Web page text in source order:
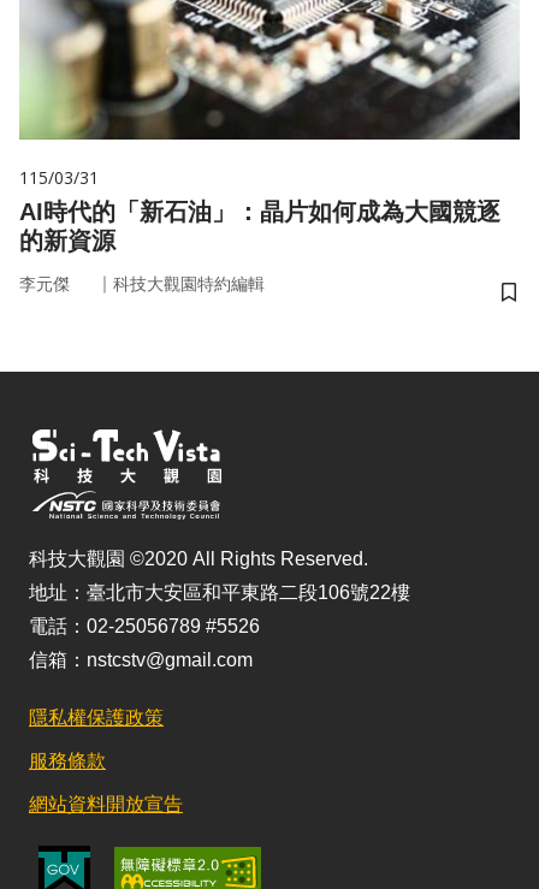
115/03/31
AI時代的「新石油」：晶片如何成為大國競逐
的新資源
李元傑 ｜ 科技大觀園特約編輯
儲
科技大觀園 ©2020 All Rights Reserved.
地址：臺北市大安區和平東路二段106號22樓
電話：02-25056789 #5526
信箱：nstcstv@gmail.com
隱私權保護政策
服務條款
網站資料開放宣告